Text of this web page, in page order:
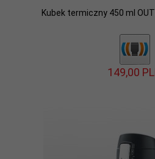
Kubek termiczny 450 ml
149,00